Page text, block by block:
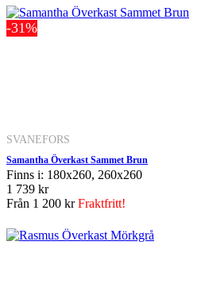
-31%
SVANEFORS
Samantha Överkast Sammet Brun
Finns i: 180x260, 260x260
1 739 kr
Från 1 200 krFraktfritt!